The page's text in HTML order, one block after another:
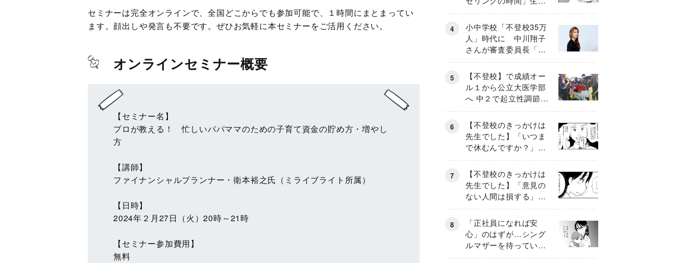
セミナーは完全オンラインで、全国どこからでも参加可能で、１時間にまとまってい
ます。顔出しや発言も不要です。ぜひお気軽に本セミナーをご活用ください。
オンラインセミナー概要
【セミナー名】
プロが教える！ 忙しいパパママのための子育て資金の貯め方・増やし
方
【講師】
ファイナンシャルプランナー・衛本裕之氏（ミライブライト所属）
【日時】
2024年２月27日（火）20時～21時
【セミナー参加費用】
無料
の情報をバラしたの
は…《第２話》
小中学校「不登校35万
人」時代に 中川翔子
さんが審査委員長「不
登校生動画甲子園
2026」が開催
【不登校】で成績オー
ル１から公立大医学部
へ 中２で起立性調節障
害「治るまで３年」の
診断 そのとき母は
【不登校のきっかけは
先生でした】「いつま
で休むんですか？」追
い詰められる母と息子
《第６話》
【不登校のきっかけは
先生でした】「意見の
ない人間は損する」担
任の一言が苦しみに…
《第１話》
「正社員になれば安
心」のはずが…シング
ルマザーを待ってい
た“魔の２年間”【前編】